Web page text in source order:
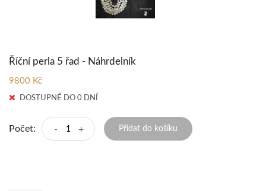
Říční perla 5 řad - Náhrdelník
9800 Kč
DOSTUPNÉ DO 0 DNÍ
Počet: - + Přidat do košíku